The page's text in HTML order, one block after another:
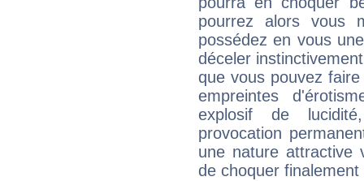
pourrez alors vous
possédez en vous
déceler
que vous pouvez
empreintes
explosif de
provocation
une nature attractive
de choquer